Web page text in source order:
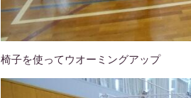
椅子を使ってウオーミングアップ